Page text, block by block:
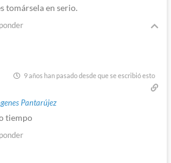
tomársela en serio.
9 años han pasado desde que se escribió esto
Pantarújez
tiempo